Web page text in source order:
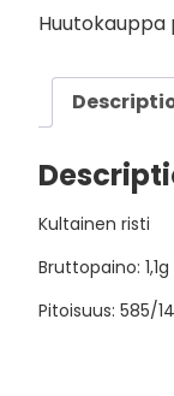
Kultainen risti
Bruttopaino: 1,1g
Pitoisuus: 585/